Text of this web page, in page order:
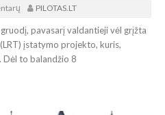
PILOTAS.LT
pavasarį valdantieji vėl grįžta
įstatymo projekto, kuris,
Dėl to balandžio 8